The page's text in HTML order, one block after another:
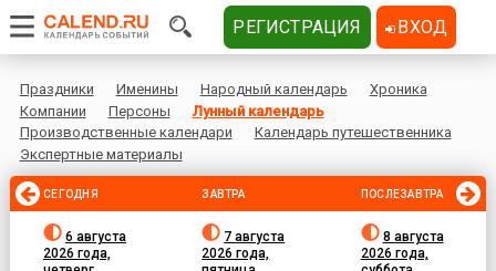
Праздники Именины Народный календарь
Хроника
Компании
Персоны
Лунный календарь
Производственные календари
Календарь путешественника
Экспертные материалы
СЕГОДНЯ
6 августа
2026 года,
ЗАВТРА
7 августа
2026 года,
ПОСЛЕЗАВТРА
8 августа
2026 года,
РЕГИСТРАЦИЯ ВХОД